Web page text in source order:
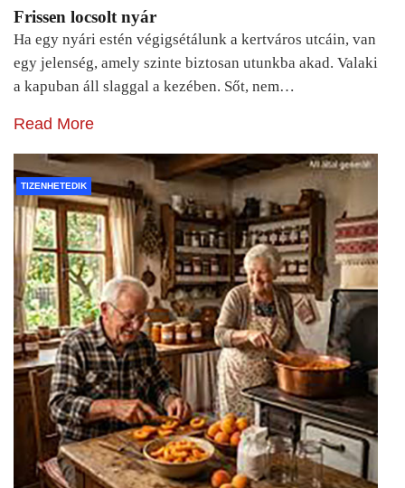
Frissen locsolt nyár
Ha egy nyári estén végigsétálunk a kertváros utcáin, van
egy jelenség, amely szinte biztosan utunkba akad. Valaki
a kapuban áll slaggal a kezében. Sőt, nem…
Read More
TIZENHETEDIK